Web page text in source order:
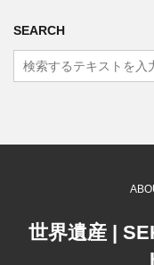
SEARCH
世界遺産 |